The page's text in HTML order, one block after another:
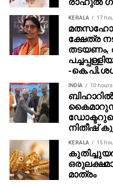
സിങ് രാജിവച്ചതിനെ
മണിപ്പൂർ രാഷ്ട്രപതി
KERALA 17
ക്ഷേത്ര
-
INDIA 10
ഡോക്ടറുടെ
നിതീഷ്
KERALA 15
മാത്രം